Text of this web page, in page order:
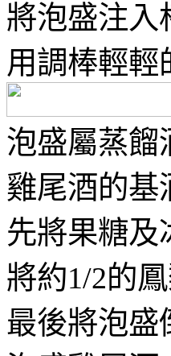
將泡盛注入
用調棒輕輕
泡盛屬蒸餾
雞尾酒的基
先將果糖及
將約1/2的
最後將泡盛